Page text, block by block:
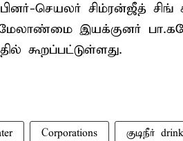
செயலர் சிம்ரன்ஜீத் சிங்
மேலாண்மை இயக்குனர்
கூறப்பட்டுள்ளது.
Corporations குடிநீர்